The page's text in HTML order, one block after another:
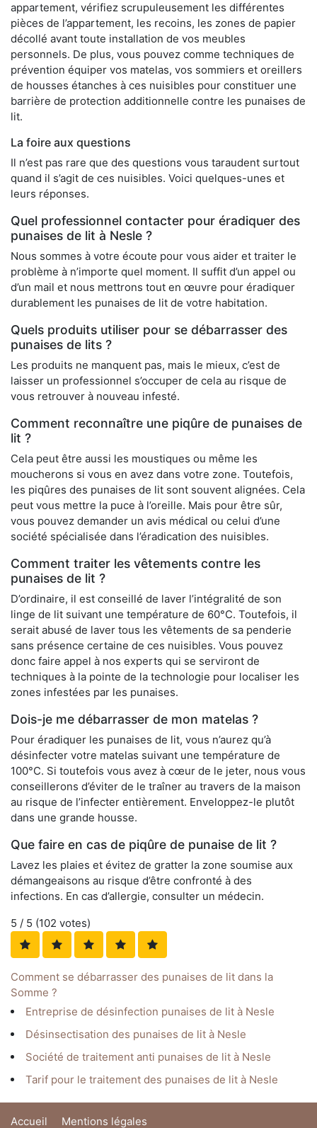
appartement, vérifiez scrupuleusement les différentes
pièces de l’appartement, les recoins, les zones de papier
décollé avant toute installation de vos meubles
personnels. De plus, vous pouvez comme techniques de
prévention équiper vos matelas, vos sommiers et oreillers
de housses étanches à ces nuisibles pour constituer une
barrière de protection additionnelle contre les punaises de
lit.
La foire aux questions
Il n’est pas rare que des questions vous taraudent surtout
quand il s’agit de ces nuisibles. Voici quelques-unes et
leurs réponses.
Quel professionnel contacter pour éradiquer des
punaises de lit à Nesle ?
Nous sommes à votre écoute pour vous aider et traiter le
problème à n’importe quel moment. Il suffit d’un appel ou
d’un mail et nous mettrons tout en œuvre pour éradiquer
durablement les punaises de lit de votre habitation.
Quels produits utiliser pour se débarrasser des
punaises de lits ?
Les produits ne manquent pas, mais le mieux, c’est de
laisser un professionnel s’occuper de cela au risque de
vous retrouver à nouveau infesté.
Comment reconnaître une piqûre de punaises de
lit ?
Cela peut être aussi les moustiques ou même les
moucherons si vous en avez dans votre zone. Toutefois,
les piqûres des punaises de lit sont souvent alignées. Cela
peut vous mettre la puce à l’oreille. Mais pour être sûr,
vous pouvez demander un avis médical ou celui d’une
société spécialisée dans l’éradication des nuisibles.
Comment traiter les vêtements contre les
punaises de lit ?
D’ordinaire, il est conseillé de laver l’intégralité de son
linge de lit suivant une température de 60°C. Toutefois, il
serait abusé de laver tous les vêtements de sa penderie
sans présence certaine de ces nuisibles. Vous pouvez
donc faire appel à nos experts qui se serviront de
techniques à la pointe de la technologie pour localiser les
zones infestées par les punaises.
Dois-je me débarrasser de mon matelas ?
Pour éradiquer les punaises de lit, vous n’aurez qu’à
désinfecter votre matelas suivant une température de
100°C. Si toutefois vous avez à cœur de le jeter, nous vous
conseillerons d’éviter de le traîner au travers de la maison
au risque de l’infecter entièrement. Enveloppez-le plutôt
dans une grande housse.
Que faire en cas de piqûre de punaise de lit ?
Lavez les plaies et évitez de gratter la zone soumise aux
démangeaisons au risque d’être confronté à des
infections. En cas d’allergie, consulter un médecin.
5 / 5 (102 votes)
Comment se débarrasser des punaises de lit dans la
Somme ?
Entreprise de désinfection punaises de lit à Nesle
Désinsectisation des punaises de lit à Nesle
Société de traitement anti punaises de lit à Nesle
Tarif pour le traitement des punaises de lit à Nesle
Accueil Mentions légales